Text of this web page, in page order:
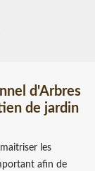
d'Arbres
de jardin
les
afin de